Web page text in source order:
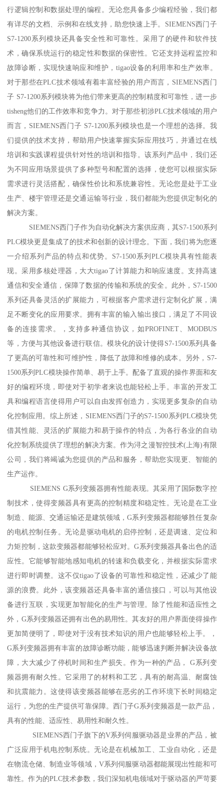
行逻辑控制和数据处理的编程。无论您具备多少编程经验，我们都
有详尽的文档、示例和在线支持，助您快速上手。SIEMENS西门子
S7-1200系列模块还具备安全性和可靠性。采用了的硬件和软件技
术，确保系统运行的稳定性和数据的保密性。它还支持远程监控和
故障诊断，实现快速响应和维护，tigao设备的利用率和生产效率。
对于那些在PLC技术领域有着丰富经验的用户而言，SIEMENS西门
子 S7-1200系列模块将为他们带来更高的控制精度和可靠性，进一步
tisheng他们的工作效率和竞争力。对于那些初涉PLC技术领域的用户
而言，SIEMENS西门子 S7-1200系列模块也是一个理想的选择。我
们提供的技术支持，帮助用户快速掌握实际应用技巧，并通过在线
培训和实践课程提供针对性的培训和指导。该系列产品中，我们还
为不同应用场景提供了多种型号和配置的选择，使您可以根据实际
需求进行灵活搭配，确保性价比和系统兼容性。无论您是处于工业
生产、楼宇管理还是交通运输等行业，我们都能为您提供定制化的
解决方案。
SIEMENS西门子作为自动化解决方案供应商，其S7-1500系列
PLC模块更是集成了的技术和创新的设计理念。下面，我们将为您逐
一介绍系列产品的特点和优势。S7-1500系列PLC模块具有性能表
现。采用多核处理器，大大tigao了计算能力和响应速度。支持高速
通信和安全通信，保障了数据的传输和系统的安全。此外，S7-1500
系列还具备灵活的扩展能力，可根据客户需求进行定制化扩展，满
足不断变化的应用要求。拥有丰富的输入输出接口，满足了不同设
备的连接需求。，支持多种通信协议，如PROFINET、MODBUS
等，方便与其他设备进行联信。模块化的设计使得S7-1500系列具备
了更高的可靠性和可维护性，降低了故障和维修的成本。另外，S7-
1500系列PLC模块操作简单、易于上手。配备了直观的操作界面和友
好的编程环境，即使对于初学者来说也能轻松上手。丰富的开发工
具和编程语言使得用户可以自由发挥创造力，实现更多复杂的自动
化控制应用。综上所述，SIEMENS西门子的S7-1500系列PLC模块凭
借其性能、灵活的扩展能力和易于操作的特点，为各行各业的自动
化控制系统提供了理想的解决方案。作为浔之漫智控技术(上海)有限
公司，我们将竭诚为您提供的产品和服务，帮助您实现更、智能的
生产运作。
SIEMENS G系列变频器拥有性能表现。其采用了国际数字控
制技术，使得变频器具有更高的控制精度和稳定性。无论是在工业
制造、能源、交通运输还是建筑领域，G系列变频器都能够胜任复杂
的电机控制任务。无论是驱动电机的启停控制，还是调速、定位和
力矩控制，这款变频器都能够轻松应对。G系列变频器具备出色的适
应性。它能够智能地感知电机的转速和负载变化，并根据实际需求
进行即时调整。这不仅tigao了设备的可靠性和稳定性，还减少了能
源的浪费。此外，该变频器还具备丰富的通信接口，可以与其他设
备进行互联，实现更加智能化的生产与管理。除了性能和适应性之
外，G系列变频器还拥有出色的易用性。其友好的用户界面使得操作
更加简便明了，即使对于没有技术知识的用户也能够轻松上手。，
G系列变频器拥有丰富的故障诊断功能，能够迅速判断并解决设备故
障，大大减少了停机时间和生产损失。作为一种的产品， G系列变
频器拥有耐久性。它采用了的材料和工艺，具有的耐高温、耐腐蚀
和抗震能力。这使得该变频器能够在恶劣的工作环境下长时间稳定
运行，为您的生产提供可靠保障。西门子G系列变频器是一款产品，
具有的性能、适应性、易用性和耐久性。
SIEMENS西门子旗下的V系列伺服驱动器是业界的产品，被
广泛应用于机电控制系统。无论是在机械加工、工业自动化，还是
在物流仓储、制造业等领域，V系列伺服驱动器都能展现出性能和可
靠性。作为的PLC技术参数，我们深知机电领域对于驱动器的严苛要